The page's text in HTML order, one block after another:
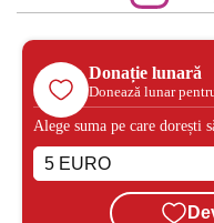
Donație lunară
Donează lunar
Alege suma pe care dorești